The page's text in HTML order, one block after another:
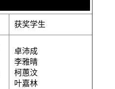
获奖学生
卓沛成
李雅晴
柯蕙汶
叶嘉林